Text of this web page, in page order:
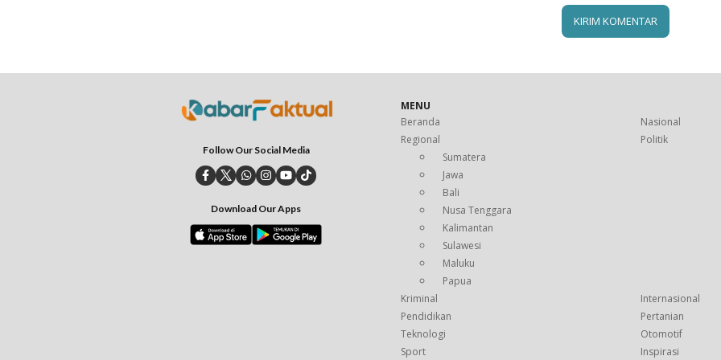
Follow Our Social Media
Download Our Apps
MENU
Beranda
Nasional
Regional
Sumatera
Jawa
Bali
Nusa Tenggara
Kalimantan
Sulawesi
Maluku
Papua
Politik
Kriminal
Internasional
Pendidikan
Pertanian
Teknologi
Otomotif
Sport
Inspirasi